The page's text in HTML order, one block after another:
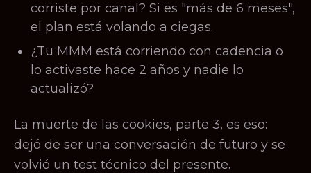
corriste por canal? Si es "más de 6 meses",
el plan está volando a ciegas.
¿Tu MMM está corriendo con cadencia o
lo activaste hace 2 años y nadie lo
actualizó?
La muerte de las cookies, parte 3, es eso:
dejó de ser una conversación de futuro y se
volvió un test técnico del presente.